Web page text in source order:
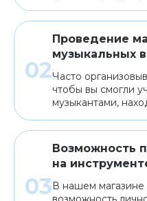
Проведение
музыкальных
Часто
чтобы вы смогли
музыкантами,
Возможность
на
В нашем